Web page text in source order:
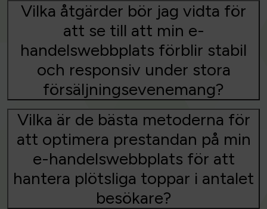
Vilka åtgärder bör jag vidta för
att se till att min e-
handelswebbplats förblir stabil
och responsiv under stora
försäljningsevenemang?
Vilka är de bästa metoderna för
att optimera prestandan på min
e-handelswebbplats för att
hantera plötsliga toppar i antalet
besökare?